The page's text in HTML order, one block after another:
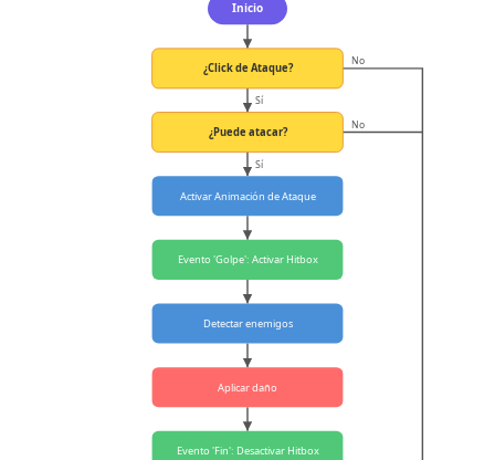
Inicio
¿Click de Ataque?
Sí
No
¿Puede atacar?
Sí
No
Activar Animación de Ataque
Evento 'Golpe': Activar Hitbox
Detectar enemigos
Aplicar daño
Evento 'Fin': Desactivar Hitbox